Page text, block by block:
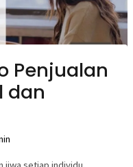
Penjualan
dan